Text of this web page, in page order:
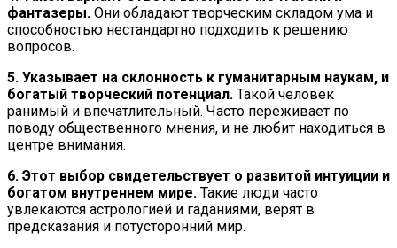
фантазеры. Они обладают творческим складом ума и
способностью нестандартно подходить к решению
вопросов.
5. Указывает на склонность к гуманитарным наукам, и
богатый творческий потенциал. Такой человек
ранимый и впечатлительный. Часто переживает по
поводу общественного мнения, и не любит находиться в
центре внимания.
6. Этот выбор свидетельствует о развитой интуиции и
богатом внутреннем мире. Такие люди часто
увлекаются астрологией и гаданиями, верят в
предсказания и потусторонний мир.